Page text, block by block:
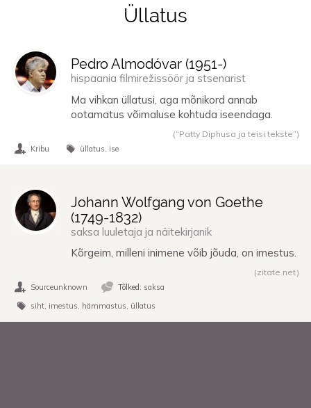
Tsitaadid teemalüllatus
Üllatus
Pedro Almodóvar (1951-)
hispaania filmirežissöör ja stsenarist
Ma vihkan üllatusi, aga mõnikord annab
ootamatus võimaluse kohtuda iseendaga.
(“Patty Diphusa ja teisi tekste”)
Kribu üllatus ise
Johann Wolfgang von Goethe
(1749-1832)
saksa luuletaja ja näitekirjanik
Kõrgeim, milleni inimene võib jõuda, on imestus.
(zitate.net)
Sourceunknown Tõlked: saksa
siht imestus hämmastus üllatus